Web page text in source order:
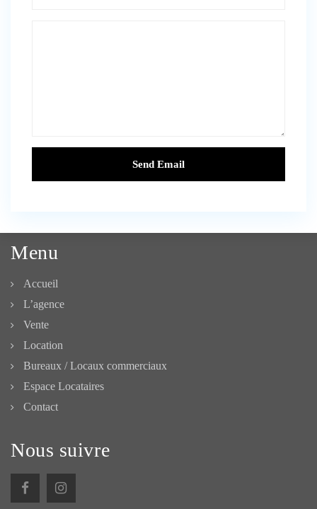
Menu
Accueil
L’agence
Vente
Location
Bureaux / Locaux commerciaux
Espace Locataires
Contact
Nous suivre